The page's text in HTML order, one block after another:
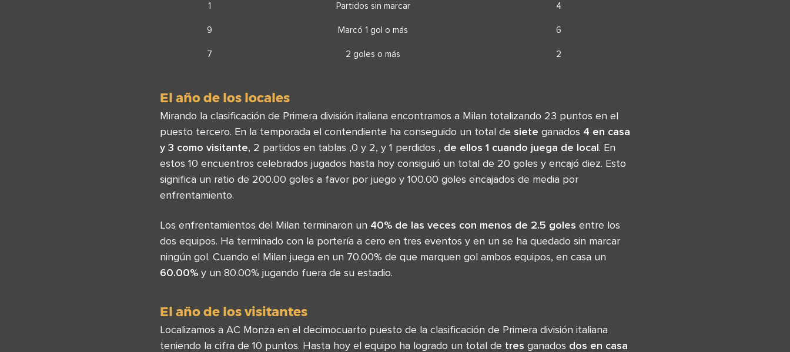
1 Partidos sin marcar 4
9 Marcó 1 gol o más 6
7 2 goles o más 2
El año de los locales
Mirando la clasificación de Primera división italiana encontramos a Milan totalizando 23 puntos en el
puesto tercero. En la temporada el contendiente ha conseguido un total de siete ganados 4 en casa
y 3 como visitante, 2 partidos en tablas ,0 y 2, y 1 perdidos , de ellos 1 cuando juega de local. En
estos 10 encuentros celebrados jugados hasta hoy consiguió un total de 20 goles y encajó diez. Esto
significa un ratio de 200.00 goles a favor por juego y 100.00 goles encajados de media por
enfrentamiento.
Los enfrentamientos del Milan terminaron un 40% de las veces con menos de 2.5 goles entre los
dos equipos. Ha terminado con la portería a cero en tres eventos y en un se ha quedado sin marcar
ningún gol. Cuando el Milan juega en un 70.00% de que marquen gol ambos equipos, en casa un
60.00% y un 80.00% jugando fuera de su estadio.
El año de los visitantes
Localizamos a AC Monza en el decimocuarto puesto de la clasificación de Primera división italiana
teniendo la cifra de 10 puntos. Hasta hoy el equipo ha logrado un total de tres ganados dos en casa